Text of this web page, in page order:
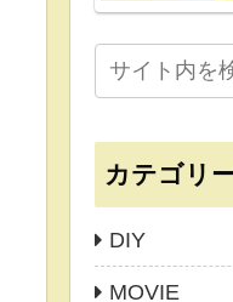
カテゴリ
DIY
MOVIE